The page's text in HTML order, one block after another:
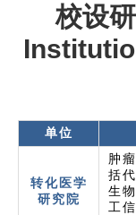
校设
单位
转化医学
研究院
肿
括
生
工